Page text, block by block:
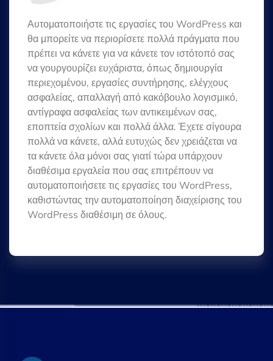
Αυτοματοποιήστε τις εργασίες του WordPress και
θα μπορείτε να περιορίσετε πολλά πράγματα που
πρέπει να κάνετε για να κάνετε τον ιστότοπό σας
να γουργουρίζει ευχάριστα, όπως δημιουργία
περιεχομένου, εργασίες συντήρησης, ελέγχους
ασφαλείας, απαλλαγή από κακόβουλο λογισμικό,
αντίγραφα ασφαλείας των αντικειμένων σας,
εποπτεία σχολίων και πολλά άλλα. Έχετε σίγουρα
πολλά να κάνετε, αλλά ευτυχώς δεν χρειάζεται να
τα κάνετε όλα μόνοι σας γιατί τώρα υπάρχουν
διαθέσιμα εργαλεία που σας επιτρέπουν να
αυτοματοποιήσετε τις εργασίες του WordPress,
καθιστώντας την αυτοματοποίηση διαχείρισης του
WordPress διαθέσιμη σε όλους.